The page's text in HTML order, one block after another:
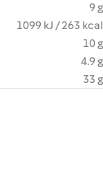
9 g
1099 kJ / 263 kcal
10 g
4.9 g
33 g